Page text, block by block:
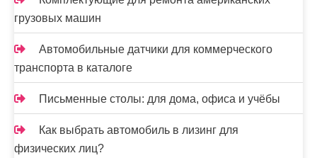
грузовых машин
Автомобильные датчики для коммерческого
транспорта в каталоге
Письменные столы: для дома, офиса и учёбы
Как выбрать автомобиль в лизинг для
физических лиц?